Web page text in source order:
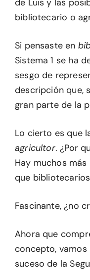
de Luis y las
bibliotecario o
Si pensaste en
Sistema 1 se ha
sesgo de
descripción que,
gran parte de la
Lo cierto es que
agricultor. ¿Por
Hay muchos
que
Fascinante, ¿no
Ahora que
concepto,
suceso de la